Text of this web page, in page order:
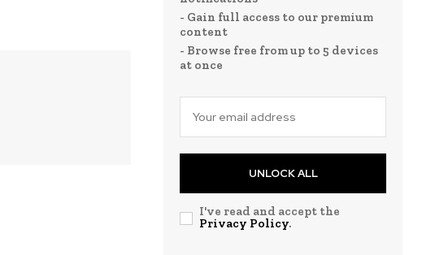
- Gain full access to our premium
content
- Browse free from up to 5 devices
at once
UNLOCK ALL
I've read and accept the
Privacy Policy.